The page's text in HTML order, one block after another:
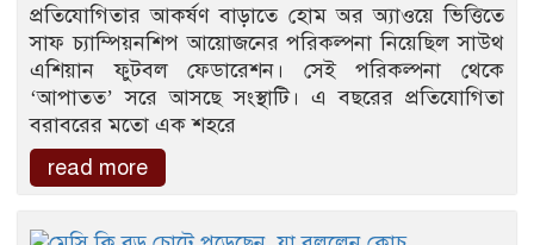
প্রতিযোগিতার আকর্ষণ বাড়াতে হোম অর অ্যাওয়ে ভিত্তিতে
সাফ চ্যাম্পিয়নশিপ আয়োজনের পরিকল্পনা নিয়েছিল সাউথ
এশিয়ান ফুটবল ফেডারেশন। সেই পরিকল্পনা থেকে
‘আপাতত’ সরে আসছে সংস্থাটি। এ বছরের প্রতিযোগিতা
বরাবরের মতো এক শহরে
read more